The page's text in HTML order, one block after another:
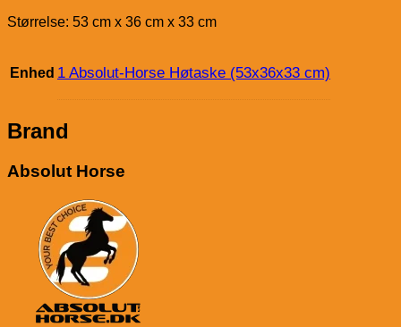
Størrelse: 53 cm x 36 cm x 33 cm
Enhed 1 Absolut-Horse Høtaske (53x36x33 cm)
Brand
Absolut Horse